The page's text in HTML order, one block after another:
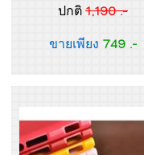
ปกติ 1,190 .-
ขายเพียง 749 .-